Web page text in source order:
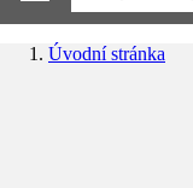
Úvodní stránka